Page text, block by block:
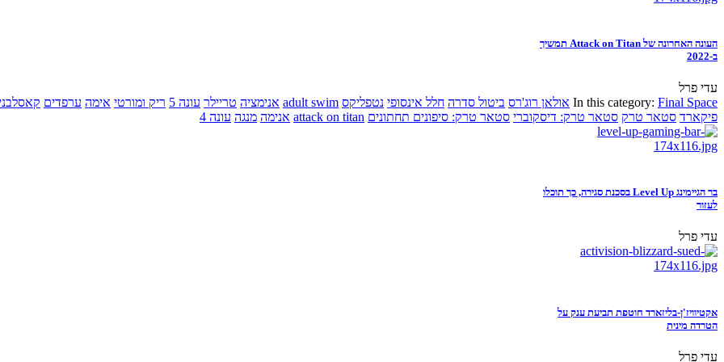
העונה האחרונה של Attack on Titan תמשיך
ב-2022
עדי פרל
In this category: Final Space אולאן רוג'רס ביטול סדרה חלל אינסופי נטפליקס adult swim אנימציה טריילר עונה 5 ריק ומורטי אימה ערפדים
פיקארד סטאר טרק סטאר טרק: דיסקוברי סטאר טרק: סיפונים תחתונים attack on titan אנימה מנגה עונה 4
בר הגיימינג Level Up בסכנת סגירה, כך תוכלו
לעזור
עדי פרל
אקטיוויז'ן-בליזארד חוטפת תביעת ענק על
הטרדה מינית
עדי פרל